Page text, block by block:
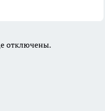
отключены.